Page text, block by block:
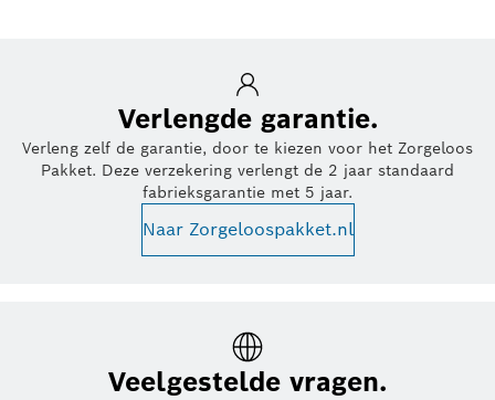
Verlengde garantie.
Verleng zelf de garantie, door te kiezen voor het Zorgeloos
Pakket. Deze verzekering verlengt de 2 jaar standaard
fabrieksgarantie met 5 jaar.
Naar Zorgeloospakket.nl
Veelgestelde vragen.